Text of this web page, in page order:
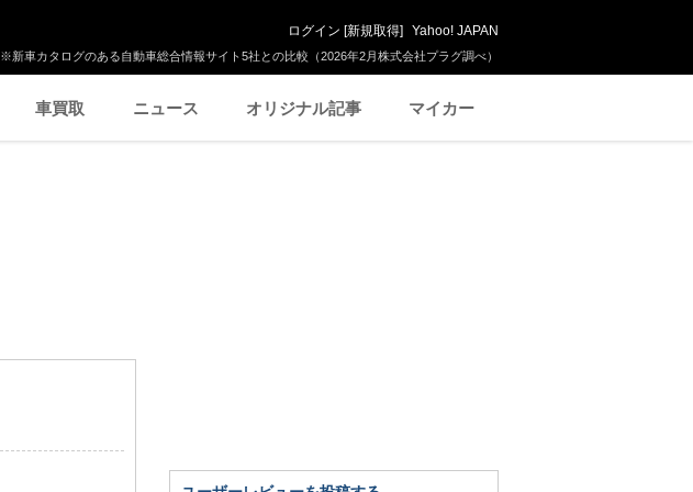
※新車カタログのある自動車総合情報サイト5社との比較（2026年2月株式会社プラグ調べ）
ログイン [新規取得] Yahoo! JAPAN
車買取 ニュース オリジナル記事 マイカー